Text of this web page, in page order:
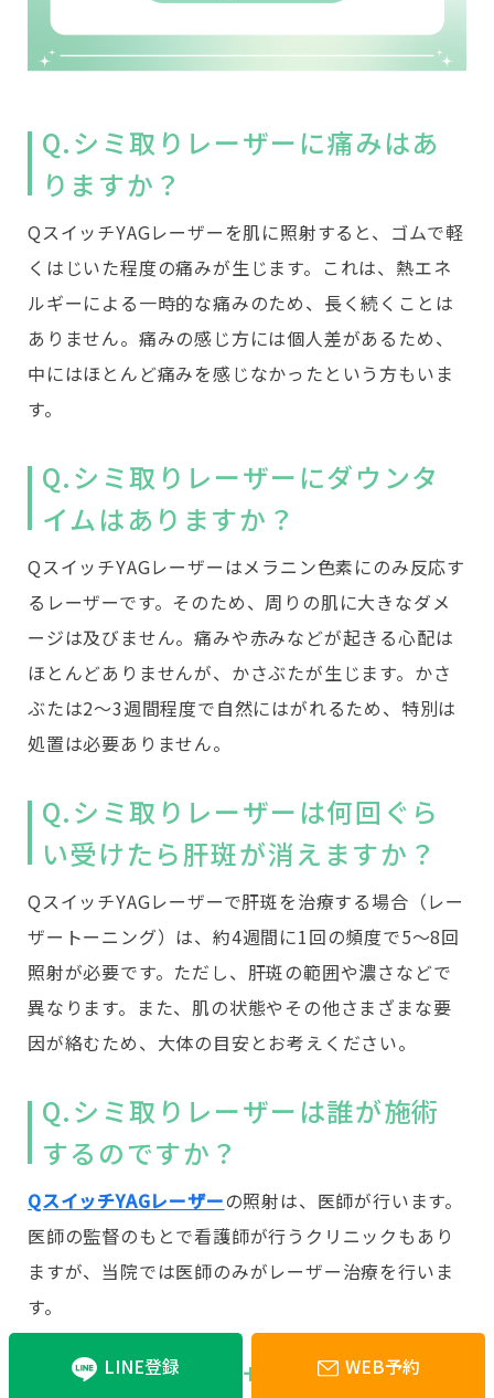
LINE登録 WEB予約
Q.シミ取りレーザーに痛みはあ
りますか？
QスイッチYAGレーザーを肌に照射すると、ゴムで軽
くはじいた程度の痛みが生じます。これは、熱エネ
ルギーによる一時的な痛みのため、長く続くことは
ありません。痛みの感じ方には個人差があるため、
中にはほとんど痛みを感じなかったという方もいま
す。
Q.シミ取りレーザーにダウンタ
イムはありますか？
QスイッチYAGレーザーはメラニン色素にのみ反応す
るレーザーです。そのため、周りの肌に大きなダメ
ージは及びません。痛みや赤みなどが起きる心配は
ほとんどありませんが、かさぶたが生じます。かさ
ぶたは2～3週間程度で自然にはがれるため、特別は
処置は必要ありません。
Q.シミ取りレーザーは何回ぐら
い受けたら肝斑が消えますか？
QスイッチYAGレーザーで肝斑を治療する場合（レー
ザートーニング）は、約4週間に1回の頻度で5～8回
照射が必要です。ただし、肝斑の範囲や濃さなどで
異なります。また、肌の状態やその他さまざまな要
因が絡むため、大体の目安とお考えください。
Q.シミ取りレーザーは誰が施術
するのですか？
QスイッチYAGレーザーの照射は、医師が行います。
医師の監督のもとで看護師が行うクリニックもあり
ますが、当院では医師のみがレーザー治療を行いま
す。
Q.シミ取りレーザーを受けた後